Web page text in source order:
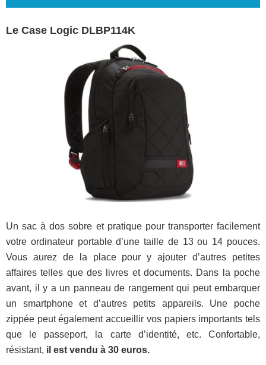
Le Case Logic DLBP114K
Un sac à dos sobre et pratique pour transporter facilement
votre ordinateur portable d’une taille de 13 ou 14 pouces.
Vous aurez de la place pour y ajouter d’autres petites
affaires telles que des livres et documents. Dans la poche
avant, il y a un panneau de rangement qui peut embarquer
un smartphone et d’autres petits appareils. Une poche
zippée peut également accueillir vos papiers importants tels
que le passeport, la carte d’identité, etc. Confortable,
résistant, il est vendu à 30 euros.